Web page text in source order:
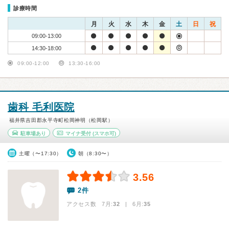
診療時間
月 火 水 木 金 土 日 祝
09:00-13:00
14:30-18:00
09:00-12:00 13:30-16:00
歯科 毛利医院
福井県吉田郡永平寺町松岡神明（松岡駅）
駐車場あり マイナ受付(スマホ可)
土曜（〜17:30） 朝（8:30〜）
3.56
2件
アクセス数 7月:32 | 6月:35